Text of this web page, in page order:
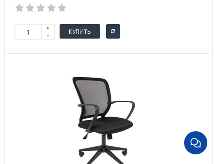
КУПИТЬ